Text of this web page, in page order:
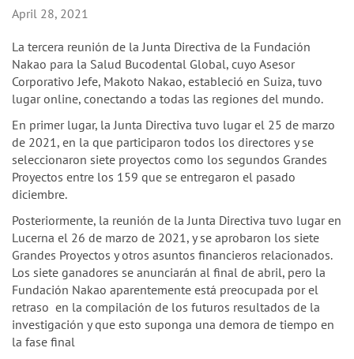
April 28, 2021
La tercera reunión de la Junta Directiva de la Fundación
Nakao para la Salud Bucodental Global, cuyo Asesor
Corporativo Jefe, Makoto Nakao, estableció en Suiza, tuvo
lugar online, conectando a todas las regiones del mundo.
En primer lugar, la Junta Directiva tuvo lugar el 25 de marzo
de 2021, en la que participaron todos los directores y se
seleccionaron siete proyectos como los segundos Grandes
Proyectos entre los 159 que se entregaron el pasado
diciembre.
Posteriormente, la reunión de la Junta Directiva tuvo lugar en
Lucerna el 26 de marzo de 2021, y se aprobaron los siete
Grandes Proyectos y otros asuntos financieros relacionados.
Los siete ganadores se anunciarán al final de abril, pero la
Fundación Nakao aparentemente está preocupada por el
retraso en la compilación de los futuros resultados de la
investigación y que esto suponga una demora de tiempo en
la fase final